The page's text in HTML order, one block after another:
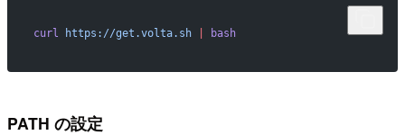
curl https://get.volta.sh | bash
PATH の設定